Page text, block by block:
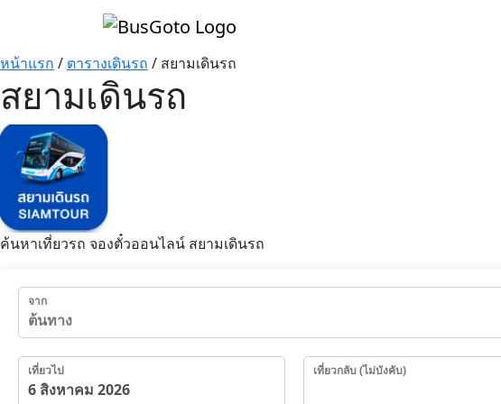
หน้าแรก / ตารางเดินรถ / สยามเดินรถ
สยามเดินรถ
ค้นหาเที่ยวรถ จองตั๋วออนไลน์ สยามเดินรถ
จาก
เที่ยวไป เที่ยวกลับ (ไม่บังคับ)